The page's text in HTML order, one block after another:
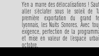
Y’en a marre des délocalisations !
aller s’éclater sous le soleil de
première exportation du grand
lyonnais, les Nuits Sonores. Avec
exigence, perfection de la
et mise en valeur de l’espace
octobre.